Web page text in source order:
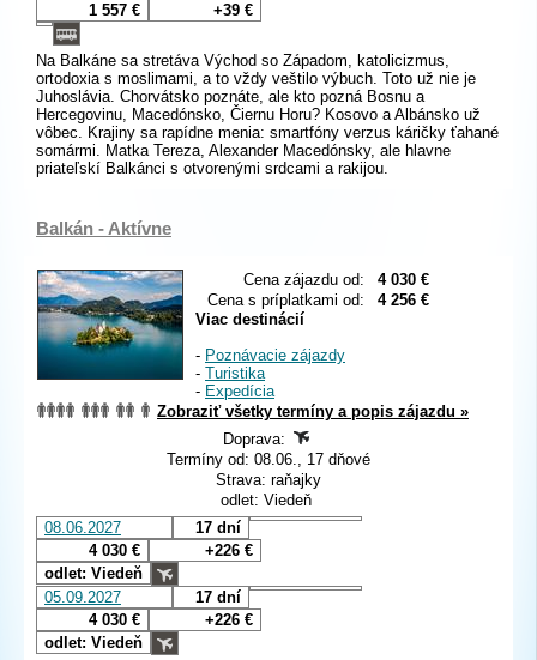
1 557 €
+39 €
Na Balkáne sa stretáva Východ so Západom, katolicizmus,
ortodoxia s moslimami, a to vždy veštilo výbuch. Toto už nie je
Juhoslávia. Chorvátsko poznáte, ale kto pozná Bosnu a
Hercegovinu, Macedónsko, Čiernu Horu? Kosovo a Albánsko už
vôbec. Krajiny sa rapídne menia: smartfóny verzus káričky ťahané
somármi. Matka Tereza, Alexander Macedónsky, ale hlavne
priateľskí Balkánci s otvorenými srdcami a rakijou.
Balkán - Aktívne
Cena zájazdu od:
4 030 €
Cena s príplatkami od:
4 256 €
Viac destinácií
- Poznávacie zájazdy
- Turistika
- Expedícia
Zobraziť všetky termíny a popis zájazdu »
Doprava:
Termíny od: 08.06., 17 dňové
Strava: raňajky
odlet: Viedeň
08.06.2027
17 dní
4 030 €
+226 €
odlet: Viedeň
05.09.2027
17 dní
4 030 €
+226 €
odlet: Viedeň